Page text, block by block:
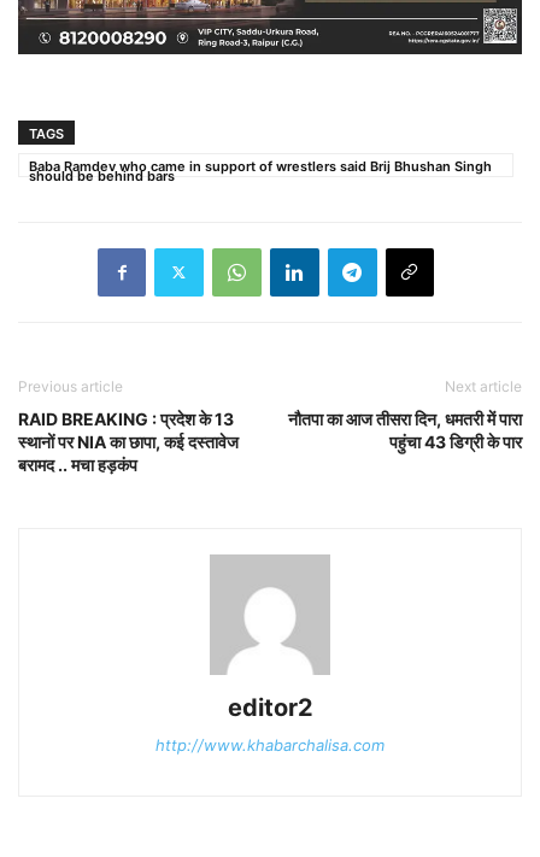
TAGS
Baba Ramdev who came in support of wrestlers said Brij Bhushan Singh
should be behind bars
Previous article
RAID BREAKING : प्रदेश के 13
स्थानों पर NIA का छापा, कई दस्तावेज
बरामद .. मचा हड़कंप
Next article
नौतपा का आज तीसरा दिन, धमतरी में पारा
पहुंचा 43 डिग्री के पार
editor2
http://www.khabarchalisa.com